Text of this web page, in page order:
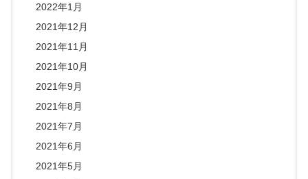
2022年1月
2021年12月
2021年11月
2021年10月
2021年9月
2021年8月
2021年7月
2021年6月
2021年5月